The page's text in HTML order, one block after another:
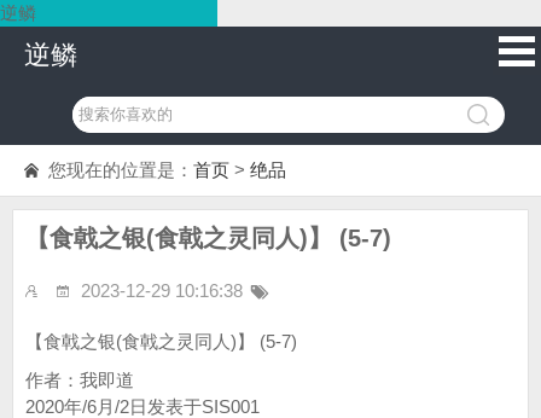
逆鳞
逆鳞
您现在的位置是： 首页 > 绝品
【食戟之银(食戟之灵同人)】 (5-7)
2023-12-29 10:16:38
【食戟之银(食戟之灵同人)】 (5-7)
作者：我即道
2020年/6月/2日发表于SIS001